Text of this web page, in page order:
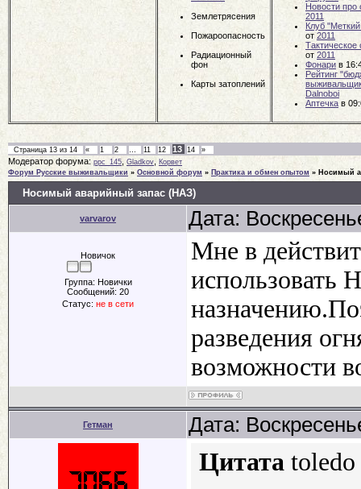
Землетрясения
Пожароопасность
Радиационный
фон
Карты затоплений
Новости про
2011
Клуб
от 2011
Тактическое
от 2011
Фонари в
Рейтинг
Dalnoboi
Аптечка в
Страница 13 из 14 « 1 2 11 12 13 14 »
Модератор форума: ppc_145 Gladkov
Корвет
Форум Русские выживальщики » Основной форум » Практика и обмен опытом » Носимый
Носимый аварийный запас (НАЗ)
varvarov Дата:
Новичок
Группа: Новички
Сообщений: 20
Статус: не в сети
Мне в
использовать
разведения
возможности
Гетман Дата:
Цитата toledo